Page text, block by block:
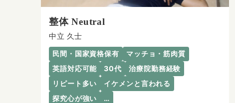
整体 Neutral
中立 久士
民間・国家資格保有
マッチョ・筋肉質
英語対応可能
30代
治療院勤務経験
リピート多い
イケメンと言われる
探究心が強い
…